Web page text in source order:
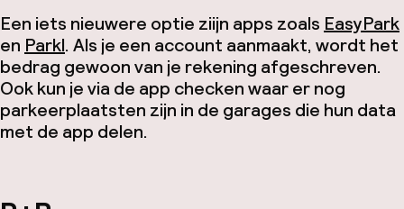
Een iets nieuwere optie ziijn apps zoals EasyPark
en Parkl. Als je een account aanmaakt, wordt het
bedrag gewoon van je rekening afgeschreven.
Ook kun je via de app checken waar er nog
parkeerplaatsten zijn in de garages die hun data
met de app delen.